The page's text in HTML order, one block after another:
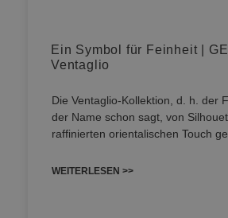
Ein Symbol für Feinheit |
Ventaglio
Die Ventaglio-Kollektion, d. h. der
der Name schon sagt, von
raffinierten orientalischen Touch
WEITERLESEN >>